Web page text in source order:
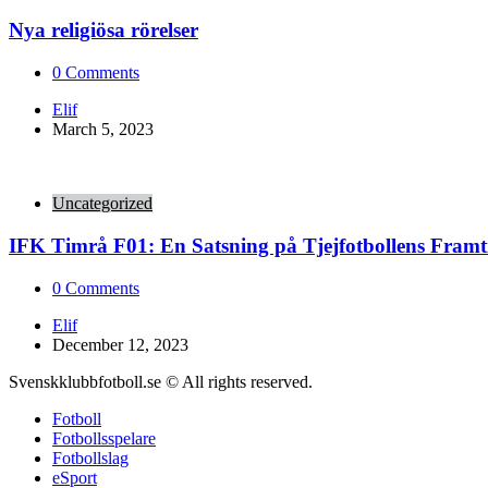
Nya religiösa rörelser
0 Comments
Posted
by
Elif
March 5, 2023
Uncategorized
IFK Timrå F01: En Satsning på Tjejfotbollens
0 Comments
Posted
by
Elif
December 12, 2023
Svenskklubbfotboll.se © All rights reserved.
Fotboll
Fotbollsspelare
Fotbollslag
eSport